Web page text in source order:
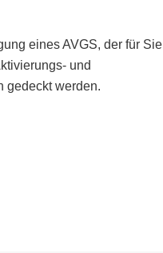
eines AVGS, der für Sie
und
gedeckt werden.